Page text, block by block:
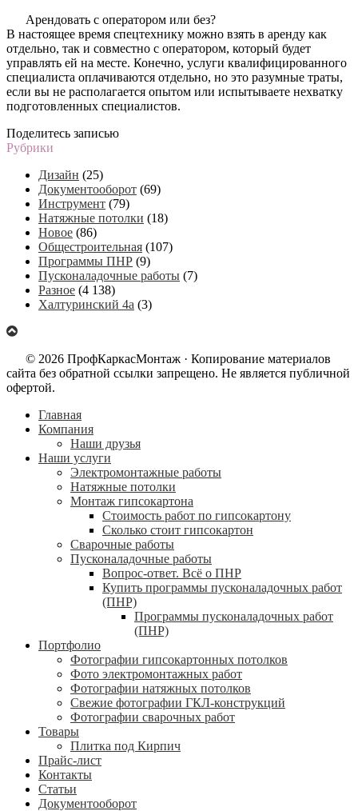
Арендовать с оператором или без?
В настоящее время спецтехнику можно взять в аренду как
отдельно, так и совместно с оператором, который будет
управлять ей на месте. Конечно, услуги квалифицированного
специалиста оплачиваются отдельно, но это разумные траты,
если вы не располагается опытом или испытываете нехватку
подготовленных специалистов.
Поделитесь записью
Рубрики
Дизайн (25)
Документооборот (69)
Инструмент (79)
Натяжные потолки (18)
Новое (86)
Общестроительная (107)
Программы ПНР (9)
Пусконаладочные работы (7)
Разное (4 138)
Халтуринский 4а (3)
© 2026 ПрофКаркасМонтаж · Копирование материалов
сайта без обратной ссылки запрещено. Не является публичной
офертой.
Главная
Компания
Наши друзья
Наши услуги
Электромонтажные работы
Натяжные потолки
Монтаж гипсокартона
Стоимость работ по гипсокартону
Сколько стоит гипсокартон
Сварочные работы
Пусконаладочные работы
Вопрос-ответ. Всё о ПНР
Купить программы пусконаладочных работ
(ПНР)
Программы пусконаладочных работ
(ПНР)
Портфолио
Фотографии гипсокартонных потолков
Фото электромонтажных работ
Фотографии натяжных потолков
Свежие фотографии ГКЛ-конструкций
Фотографии сварочных работ
Товары
Плитка под Кирпич
Прайс-лист
Контакты
Статьи
Документооборот